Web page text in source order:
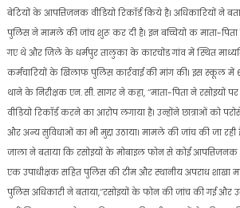
बेटियों के आपत्तिजनक वीडियो रिकॉर्ड किये है। अधिकारियों ने
पुलिस ने मामले की जांच शुरू कर दी है। इन बच्चियो क माता-
गए थे और जिले के धर्मपुर तालुका के कारचोंड गांव में स्थित
कर्मचारियों के खिलाफ पुलिस कार्रवाई की मांग की। इस स्कूल में
थाने के निरीक्षक एन. सी. सागर ने कहा, ‘‘माता-पिता ने रसोइयों
वीडियो रिकॉर्ड करने का आरोप लगाया है। उन्होंने छात्राओं को
और अन्य सुविधाओं का भी मुद्दा उठाया। मामले की जांच की जा रही
जाला ने बताया कि रसोइयों के मोबाइल फोन से कोई आपत्तिजनक
एक उपाधीक्षक सहित पुलिस की टीम और स्थानीय अपराध शाखा
पुलिस अधिकारी ने बताया,‘‘रसोइयों के फोन की जांच की गई और